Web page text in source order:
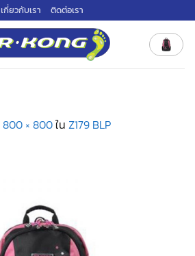
เกี่ยวกับเรา ติดต่อเรา
800 × 800ใน Z179 BLP